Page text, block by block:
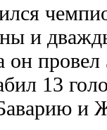
и
он
13
и